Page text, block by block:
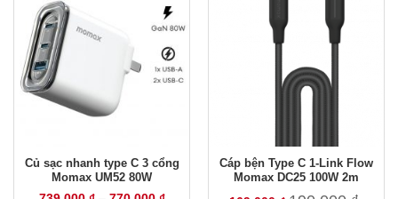
EDIFIER · JISULIFE & các thương hiệu khác
0834 33 48 33
TRUNG TÂM BẢO HÀNH
Khu vực Hồ Chí Minh
0858 334
T2–T7 · 8:00–12:00 & 13:30–17:30
Khu vực Hà Nội
Củ sạc nhanh type C 3 cổng
Momax UM52 80W
Cáp bện Type C 1-Link Flow
Momax DC25 100W 2m